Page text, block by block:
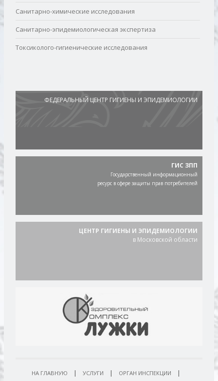
Санитарно-химические исследования
Санитарно-эпидемиологическая экспертиза
Токсиколого-гигиенические исследования
ФЕДЕРАЛЬНЫЙ ЦЕНТР ГИГИЕНЫ И ЭПИДЕМИОЛОГИИ
ГИС ЗПП
Государственный информационный
ресурс в сфере защиты прав потребителей
ЦЕНТР ГИГИЕНЫ И ЭПИДЕМИОЛОГИИ
в Московской области
НА ГЛАВНУЮ | УСЛУГИ | ОРГАН ИНСПЕКЦИИ |